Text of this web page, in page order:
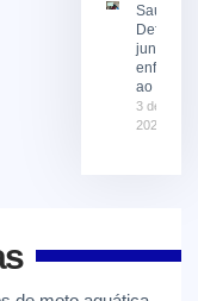
Saúde e
Defesa
juntas no
ao El
3 de
2026